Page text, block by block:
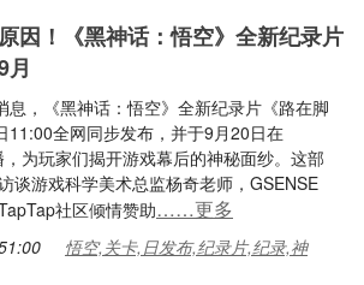
因！《黑神话：悟空》全新纪录片
月
息，《黑神话：悟空》全新纪录片《路在脚
11:00全网同步发布，并于9月20日在
为玩家们揭开游戏幕后的神秘面纱。这部
谈游戏科学美术总监杨奇老师，GSENSE
社区倾情赞助……更多
悟空,关卡,日发布,纪录片,纪录,神